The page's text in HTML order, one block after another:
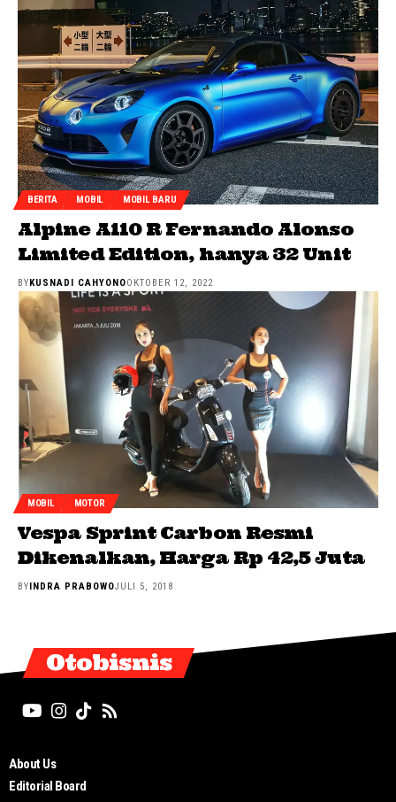
BERITA MOBIL MOBIL BARU
Alpine A110 R Fernando Alonso
Limited Edition, hanya 32 Unit
BYKUSNADI CAHYONOOKTOBER 12, 2022
MOBIL MOTOR
Vespa Sprint Carbon Resmi
Dikenalkan, Harga Rp 42,5 Juta
BYINDRA PRABOWOJULI 5, 2018
Otobisnis
About Us
Editorial Board